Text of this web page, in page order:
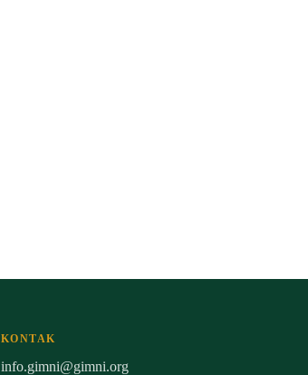
KONTAK
info.gimni@gimni.org